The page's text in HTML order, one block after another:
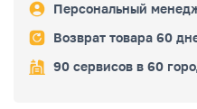
Персональный
Возврат товара 60
90 сервисов в 60